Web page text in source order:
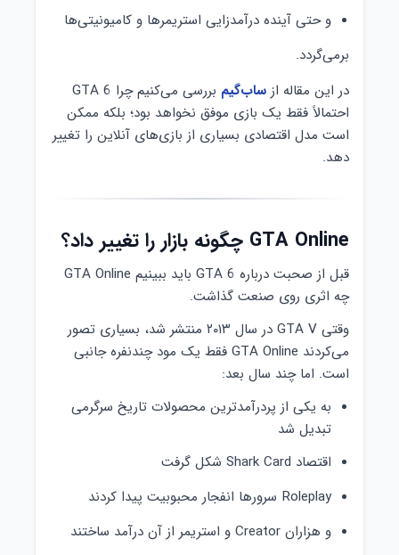
و حتی آینده درآمدزایی استریمرها و کامیونیتی‌ها
برمی‌گردد.
در این مقاله از ساب‌گیم
بررسی می‌کنیم چرا GTA 6
احتمالاً فقط یک بازی موفق نخواهد بود؛ بلکه ممکن
است مدل اقتصادی بسیاری از بازی‌های آنلاین را تغییر
دهد.
GTA Online چگونه بازار را تغییر داد؟
قبل از صحبت درباره GTA 6 باید ببینیم GTA Online
چه اثری روی صنعت گذاشت.
وقتی GTA V در سال ۲۰۱۳ منتشر شد، بسیاری تصور
می‌کردند GTA Online فقط یک مود چندنفره جانبی
است. اما چند سال بعد:
به یکی از پردرآمدترین محصولات تاریخ سرگرمی
تبدیل شد
اقتصاد Shark Card شکل گرفت
Roleplay سرورها انفجار محبوبیت پیدا کردند
و هزاران Creator و استریمر از آن درآمد ساختند